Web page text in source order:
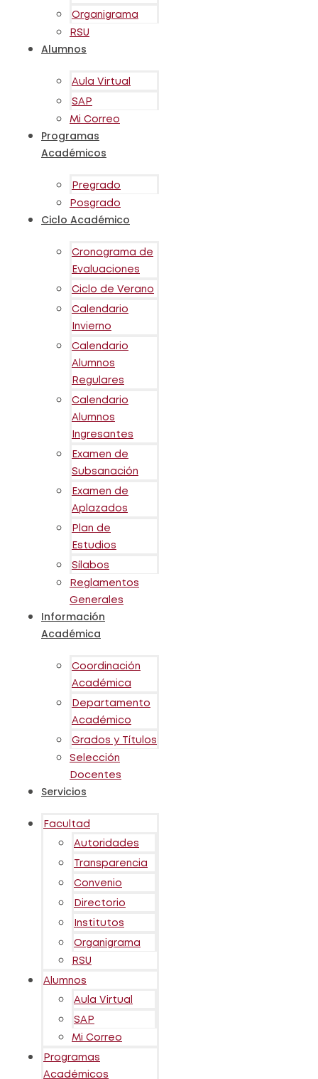
Organigrama
RSU
Alumnos
Aula Virtual
SAP
Mi Correo
Programas
Académicos
Pregrado
Posgrado
Ciclo Académico
Cronograma de
Evaluaciones
Ciclo de Verano
Calendario
Invierno
Calendario
Alumnos
Regulares
Calendario
Alumnos
Ingresantes
Examen de
Subsanación
Examen de
Aplazados
Plan de
Estudios
Sílabos
Reglamentos
Generales
Información
Académica
Coordinación
Académica
Departamento
Académico
Grados y Títulos
Selección
Docentes
Servicios
Facultad
Autoridades
Transparencia
Convenio
Directorio
Institutos
Organigrama
RSU
Alumnos
Aula Virtual
SAP
Mi Correo
Programas
Académicos